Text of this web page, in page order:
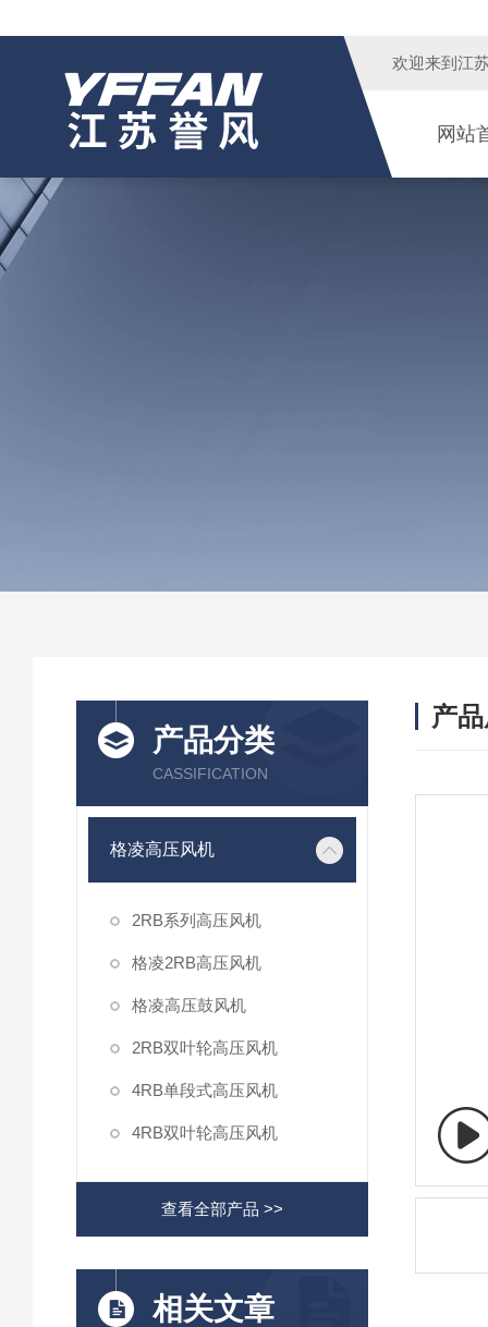
欢迎来到 江
网站
产品分类
CASSIFICATION
格凌高压风机
2RB系列高压风机
格凌2RB高压风机
格凌高压鼓风机
2RB双叶轮高压风机
4RB单段式高压风机
4RB双叶轮高压风机
查看全部产品 >>
相关文章
产